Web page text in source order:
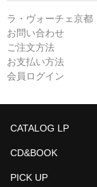
ラ・ヴォーチェ京都
お問い合わせ
ご注文方法
お支払い方法
会員ログイン
CATALOG LP
CD&BOOK
PICK UP